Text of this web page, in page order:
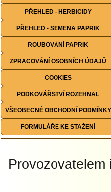
PŘEHLED - HERBICIDY
PŘEHLED - SEMENA PAPRIK
ROUBOVÁNÍ PAPRIK
ZPRACOVÁNÍ OSOBNÍCH ÚDAJŮ
COOKIES
PODKOVÁŘSTVÍ ROZEHNAL
VŠEOBECNÉ OBCHODNÍ PODMÍNKY
FORMULÁŘE KE STAŽENÍ